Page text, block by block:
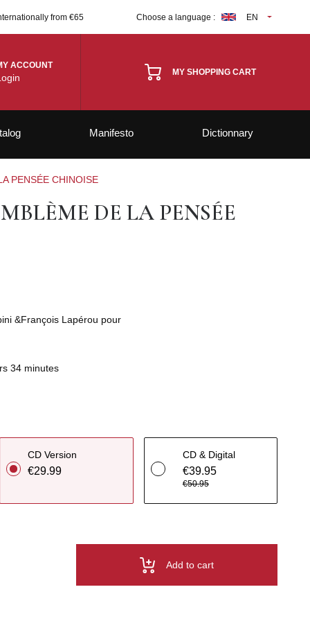
from €65 Choose a language : EN
ACCOUNT
MY SHOPPING CART
Manifesto Dictionnary
PENSÉE CHINOISE
DE LA PENSÉE
&François Lapérou pour
34 minutes
CD Version
€29.99
CD & Digital
€39.95
€50.95
Add to cart